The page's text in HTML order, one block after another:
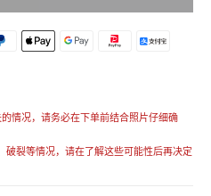
情况，请务必在下单前结合照片仔细确
裂等情况，请在了解这些可能性后再决定